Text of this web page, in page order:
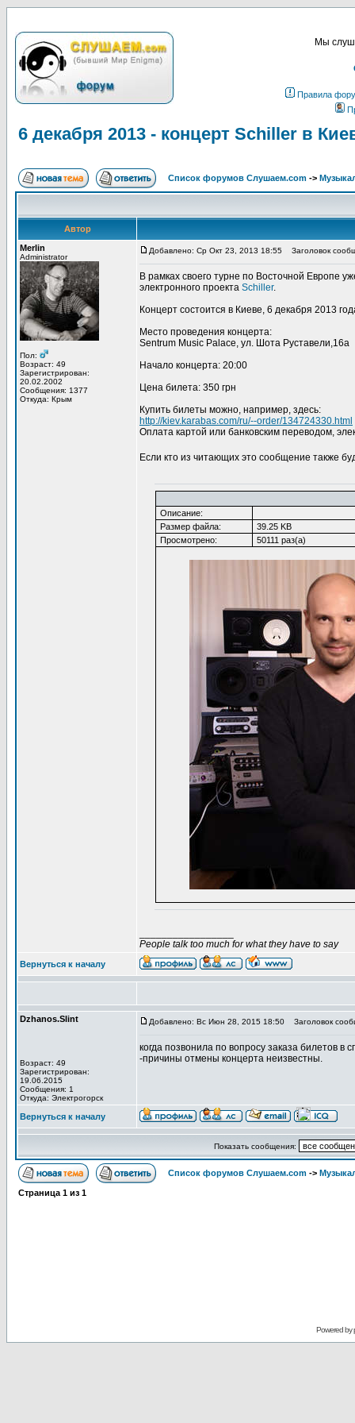
Мы
Правила
6 декабря 2013 - концерт Schiller в
Список форумов Слушаем.com ->
Автор
Merlin
Administrator
Пол:
Возраст: 49
Зарегистрирован:
20.02.2002
Сообщения: 1377
Откуда: Крым
Добавлено: Ср Окт 23, 2013 18:55 Заголовок
В рамках своего турне по Восточной Европе
электронного проекта Schiller.
Концерт состоится в Киеве, 6 декабря 2013
Место проведения концерта:
Sentrum Music Palace, ул. Шота Руставели,16а
Начало концерта: 20:00
Цена билета: 350 грн
Купить билеты можно, например, здесь:
http://kiev.karabas.com/ru/--order/134724330.html
Оплата картой или банковским переводом,
Если кто из читающих это сообщение также
Описание:
Размер файла:
39.25 KB
Просмотрено:
50111 раз(а)
People talk too much for what they have to say
Вернуться к началу
Dzhanos.Slint
Возраст: 49
Зарегистрирован:
19.06.2015
Сообщения: 1
Откуда: Электрогорск
Добавлено: Вс Июн 28, 2015 18:50 Заголовок
когда позвонила по вопросу заказа билетов
-причины отмены концерта неизвестны.
Вернуться к началу
Показать сообщения:
Список форумов Слушаем.com ->
Страница 1 из 1
Powered by